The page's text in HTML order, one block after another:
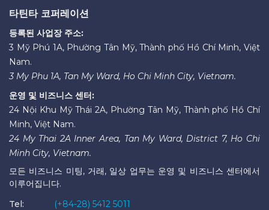
타틴타 코퍼레이션
등록된 사업장 주소:
3 Mỹ Phú 1A, Phường Tân Mỹ, Thành phố Hồ Chí Minh, Việt
Nam.
3 My Phu 1A, Tan My Ward, Ho Chi Minh City, Vietnam.
운영 및 비즈니스 센터:
24 Nội Khu Mỹ Thái 2A, Phường Tân Mỹ, Thành phố Hồ Chí
Minh, Việt Nam.
24 My Thai 2A Inner Area, Tan My Ward, District 7, Ho Chi
Minh City, Vietnam.
모든 비즈니스 미팅, 거래, 일상 업무는 운영 및 비즈니스 센터에서
이루어집니다.
Tel:
(+84-28) 5412 5011